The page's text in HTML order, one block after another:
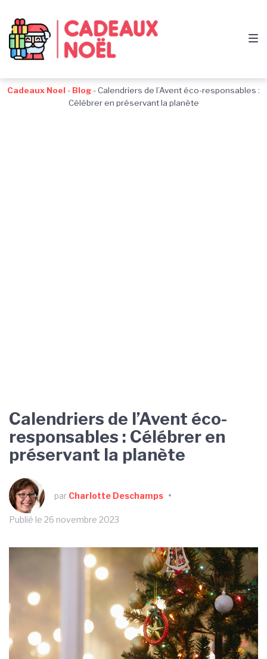
navigation
au
contenu
au
pied
de
Cadeaux Noel - Blog -Calendriers de l’Avent éco-responsables :
Célébrer en préservant la planète
Calendriers de l’Avent éco-
responsables : Célébrer en
préservant la planète
par Charlotte Deschamps •
Publié le 26 novembre 2023